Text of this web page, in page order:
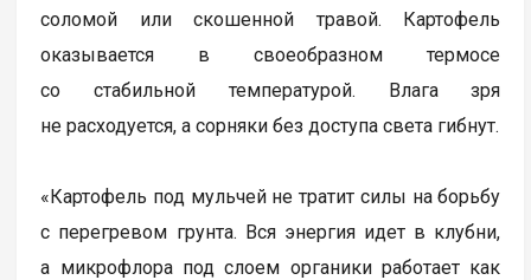
соломой или скошенной травой. Картофель
оказывается в своеобразном термосе
со стабильной температурой. Влага зря
не расходуется, а сорняки без доступа света гибнут.
«Картофель под мульчей не тратит силы на борьбу
с перегревом грунта. Вся энергия идет в клубни,
а микрофлора под слоем органики работает как